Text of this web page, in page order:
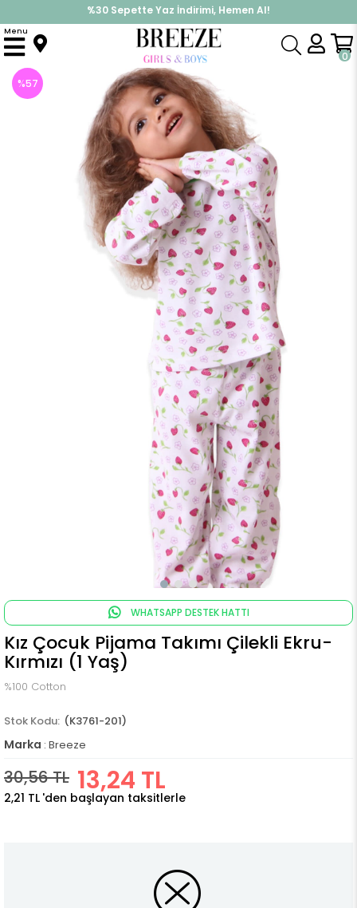
%30 Sepette Yaz İndirimi, Hemen Al!
İndirimlere ek %10 İndirimi Kap, Hemen Üye Ol!
0
Menu
Anasayfa Pijama & İç Giyim KIZ Pijama Takımları Kız Çocuk Pijama Takımı Çilekli Ekru-Kırmızı (1 Yaş)
%57
WHATSAPP DESTEK HATTI
Kız Çocuk Pijama Takımı Çilekli Ekru-
Kırmızı (1 Yaş)
%100 Cotton
(K3761-201)
Marka : Breeze
30,56 TL 13,24 TL
2,21 TL 'den başlayan taksitlerle